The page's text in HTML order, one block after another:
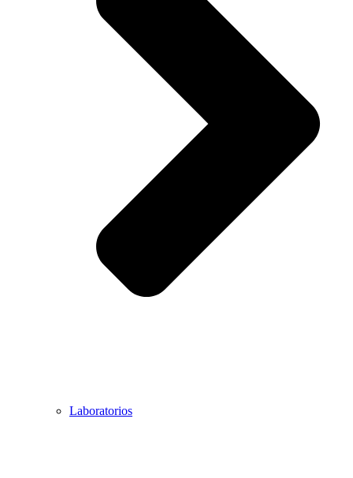
Laboratorios